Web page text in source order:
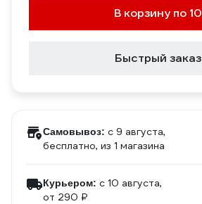
В корзину по 10
Быстрый заказ
Самовывоз: c 9 августа,
бесплатно, из 1 магазина
Курьером: c 10 августа,
от 290 ₽